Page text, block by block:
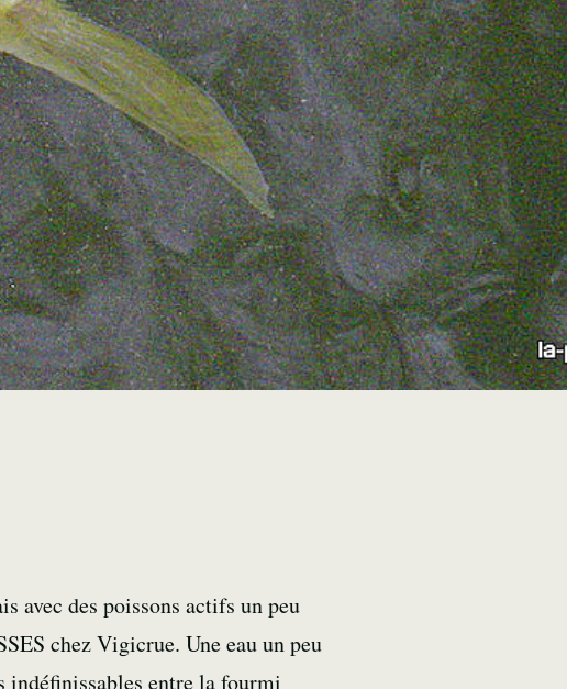
avec des poissons actifs un peu
chezVigicrue. Une eau un peu
indéfinissables entre la fourmi